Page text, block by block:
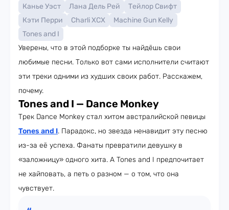
Канье Уэст
Лана Дель Рей
Тейлор Свифт
Кэти Перри
Charli XCX
Machine Gun Kelly
Tones and I
Уверены, что в этой подборке ты найдёшь свои
любимые песни. Только вот сами исполнители считают
эти треки одними из худших своих работ. Расскажем,
почему.
Tones and I — Dance Monkey
Трек Dance Monkey стал хитом австралийской певицы
Tones and I. Парадокс, но звезда ненавидит эту песню
из-за её успеха. Фанаты превратили девушку в
«заложницу» одного хита. А Tones and I предпочитает
не хайповать, а петь о разном — о том, что она
чувствует.